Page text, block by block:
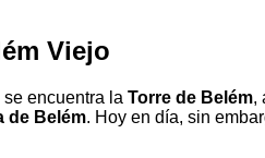
Viejo
encuentra la Torre de Belém,
de Belém. Hoy en día, sin